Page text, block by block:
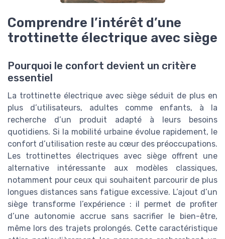
Comprendre l’intérêt d’une
trottinette électrique avec siège
Pourquoi le confort devient un critère
essentiel
La trottinette électrique avec siège séduit de plus en
plus d’utilisateurs, adultes comme enfants, à la
recherche d’un produit adapté à leurs besoins
quotidiens. Si la mobilité urbaine évolue rapidement, le
confort d’utilisation reste au cœur des préoccupations.
Les trottinettes électriques avec siège offrent une
alternative intéressante aux modèles classiques,
notamment pour ceux qui souhaitent parcourir de plus
longues distances sans fatigue excessive. L’ajout d’un
siège transforme l’expérience : il permet de profiter
d’une autonomie accrue sans sacrifier le bien-être,
même lors des trajets prolongés. Cette caractéristique